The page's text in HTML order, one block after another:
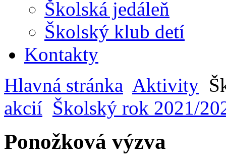
Školská jedáleň
Školský klub detí
Kontakty
Hlavná stránka Aktivity
akcií Školský rok 2021/
Ponožková výzva